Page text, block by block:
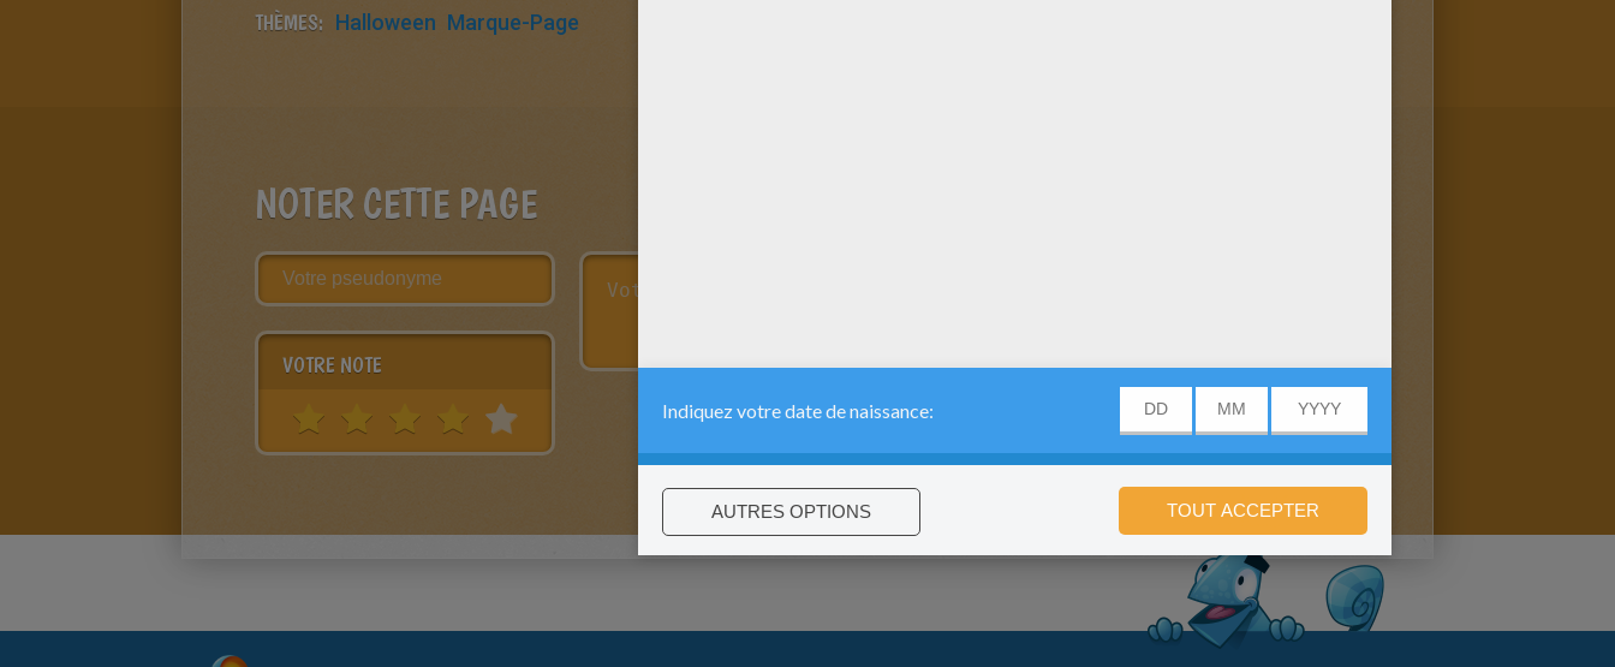
THÈMES: Halloween Marque-Page
NOTER CETTE PAGE
VOTRE NOTE